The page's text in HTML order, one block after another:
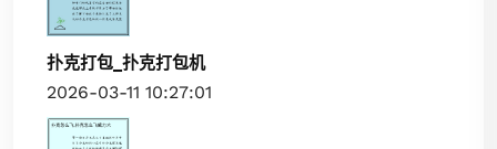
扑克打包_扑克打包机
2026-03-11 10:27:01